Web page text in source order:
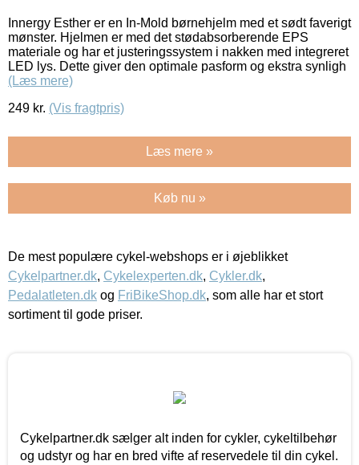
Innergy Esther er en In-Mold børnehjelm med et sødt faverigt
mønster. Hjelmen er med det stødabsorberende EPS
materiale og har et justeringssystem i nakken med integreret
LED lys. Dette giver den optimale pasform og ekstra synligh
(Læs mere)
249 kr. (Vis fragtpris)
Læs mere »
Køb nu »
De mest populære cykel-webshops er i øjeblikket
Cykelpartner.dk, Cykelexperten.dk, Cykler.dk,
Pedalatleten.dk og FriBikeShop.dk, som alle har et stort
sortiment til gode priser.
Cykelpartner.dk sælger alt inden for cykler, cykeltilbehør
og udstyr og har en bred vifte af reservedele til din cykel.